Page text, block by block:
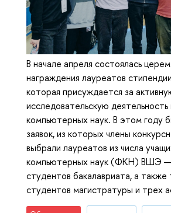
В начале апреля состоялась
награждения лауреатов
которая присуждается за
исследовательскую деятельность
компьютерных наук. В этом году
заявок, из которых члены
выбрали лауреатов из числа
компьютерных наук (ФКН) ВШЭ —
студентов бакалавриата, а также
студентов магистратуры и трех